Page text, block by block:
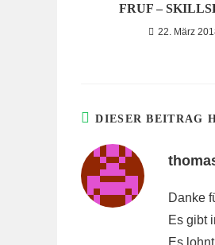
FRUF –
22. März
DIESER BEITRAG
Danke
Es gibt
Es